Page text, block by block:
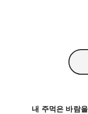
내 주먹은 바람